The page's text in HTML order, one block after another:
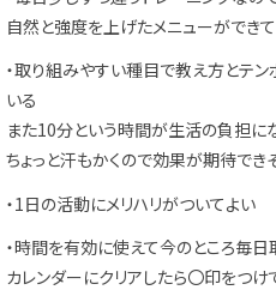
自然と強度を上げたメニューができ
・取り組みやすい種目で教え方とテ
いる
また10分という時間が生活の負担に
ちょっと汗もかくので効果が期待でき
・1日の活動にメリハリがついてよい
・時間を有効に使えて今のところ毎日
カレンダーにクリアしたら〇印をつ